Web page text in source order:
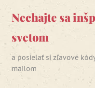
Nechajte sa
svetom
a posielať si zľavové
mailom